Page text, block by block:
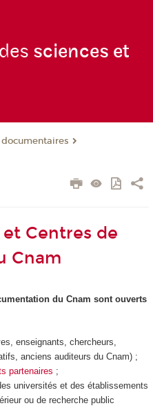
sciences et
Centres de
Cnam
du Cnam sont ouverts
enseignants, chercheurs,
anciens auditeurs du Cnam) ;
partenaires ;
universités et des établissements
ou de recherche public